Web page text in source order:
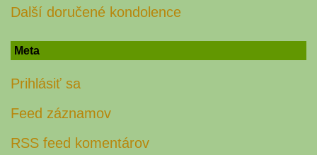
Další doručené kondolence
Meta
Prihlásiť sa
Feed záznamov
RSS feed komentárov